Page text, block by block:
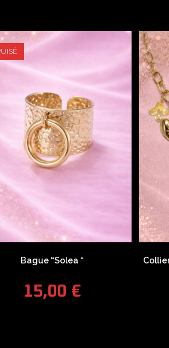
Bague “Solea “
15,00 €